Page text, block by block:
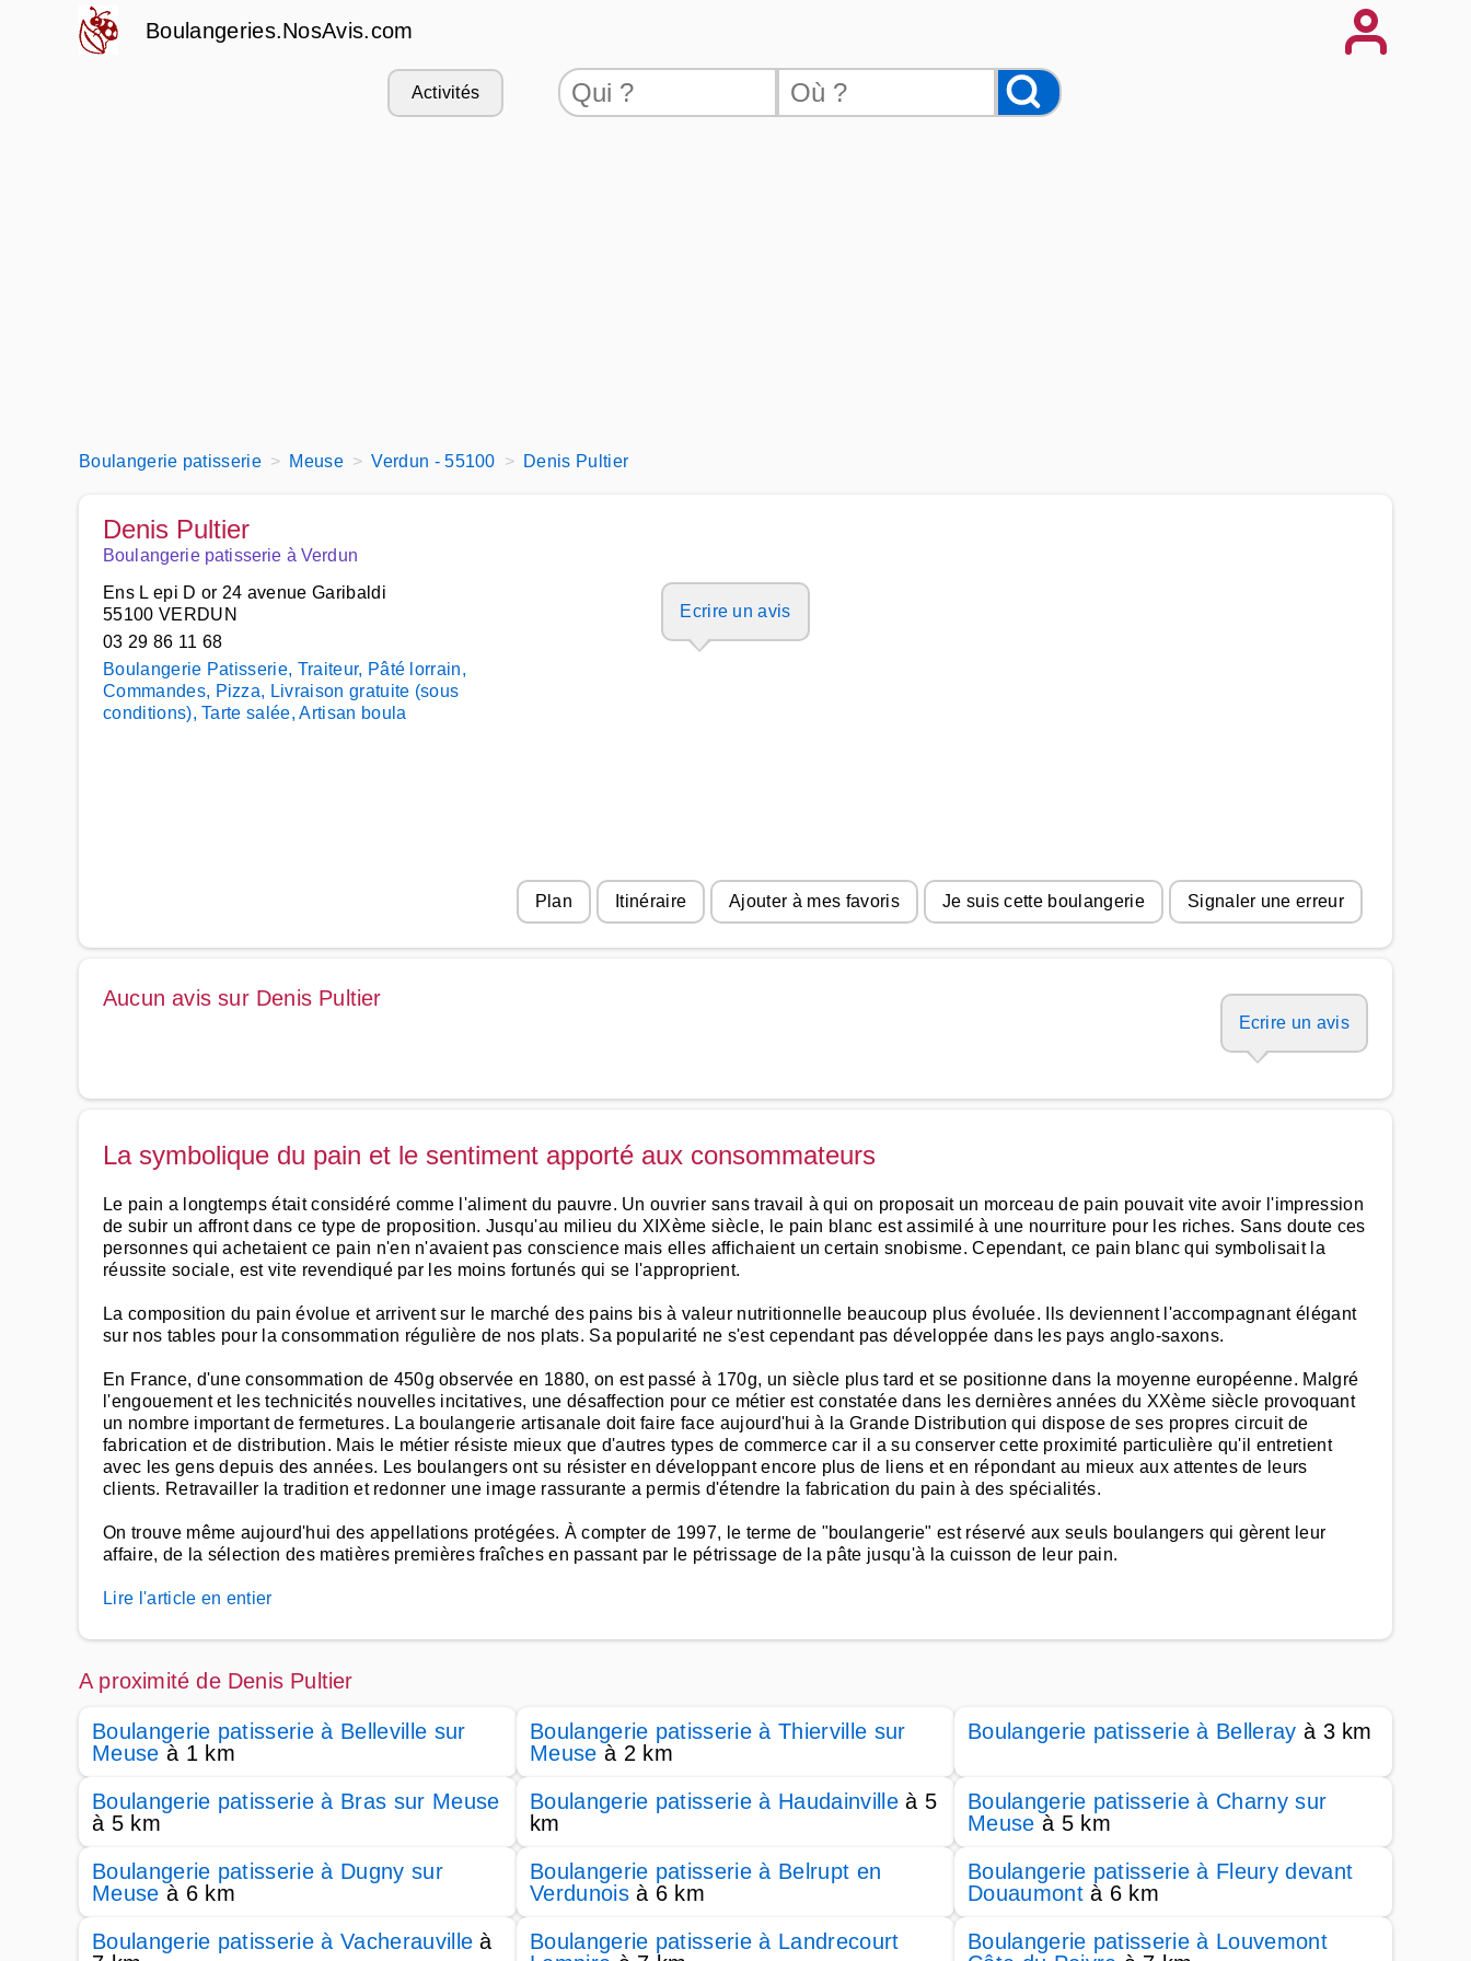
Boulangeries.NosAvis.com
Activités
Boulangerie patisserie Meuse Verdun - 55100 Denis Pultier
Denis Pultier
Boulangerie patisserie à Verdun
Ens L epi D or 24 avenue Garibaldi
55100 VERDUN
03 29 86 11 68
Boulangerie Patisserie, Traiteur, Pâté lorrain,
Commandes, Pizza, Livraison gratuite (sous
conditions), Tarte salée, Artisan boula
Ecrire un avis
Plan Itinéraire Ajouter à mes favoris Je suis cette boulangerie Signaler une erreur
Aucun avis sur Denis Pultier
Ecrire un avis
La symbolique du pain et le sentiment apporté aux consommateurs
Le pain a longtemps était considéré comme l'aliment du pauvre. Un ouvrier sans travail à qui on proposait un morceau de pain pouvait vite avoir l'impression
de subir un affront dans ce type de proposition. Jusqu'au milieu du XIXème siècle, le pain blanc est assimilé à une nourriture pour les riches. Sans doute ces
personnes qui achetaient ce pain n'en n'avaient pas conscience mais elles affichaient un certain snobisme. Cependant, ce pain blanc qui symbolisait la
réussite sociale, est vite revendiqué par les moins fortunés qui se l'approprient.
La composition du pain évolue et arrivent sur le marché des pains bis à valeur nutritionnelle beaucoup plus évoluée. Ils deviennent l'accompagnant élégant
sur nos tables pour la consommation régulière de nos plats. Sa popularité ne s'est cependant pas développée dans les pays anglo-saxons.
En France, d'une consommation de 450g observée en 1880, on est passé à 170g, un siècle plus tard et se positionne dans la moyenne européenne. Malgré
l'engouement et les technicités nouvelles incitatives, une désaffection pour ce métier est constatée dans les dernières années du XXème siècle provoquant
un nombre important de fermetures. La boulangerie artisanale doit faire face aujourd'hui à la Grande Distribution qui dispose de ses propres circuit de
fabrication et de distribution. Mais le métier résiste mieux que d'autres types de commerce car il a su conserver cette proximité particulière qu'il entretient
avec les gens depuis des années. Les boulangers ont su résister en développant encore plus de liens et en répondant au mieux aux attentes de leurs
clients. Retravailler la tradition et redonner une image rassurante a permis d'étendre la fabrication du pain à des spécialités.
On trouve même aujourd'hui des appellations protégées. À compter de 1997, le terme de "boulangerie" est réservé aux seuls boulangers qui gèrent leur
affaire, de la sélection des matières premières fraîches en passant par le pétrissage de la pâte jusqu'à la cuisson de leur pain.
Lire l'article en entier
A proximité de Denis Pultier
Boulangerie patisserie à Belleville sur
Meuse à 1 km
Boulangerie patisserie à Thierville sur
Meuse à 2 km
Boulangerie patisserie à Belleray à 3 km
Boulangerie patisserie à Bras sur Meuse
à 5 km
Boulangerie patisserie à Haudainvilleà 5
km
Boulangerie patisserie à Charny sur
Meuse à 5 km
Boulangerie patisserie à Dugny sur
Meuse à 6 km
Boulangerie patisserie à Belrupt en
Verdunoisà 6 km
Boulangerie patisserie à Fleury devant
Douaumontà 6 km
Boulangerie patisserie à Vacherauville à
Boulangerie patisserie à Landrecourt
Boulangerie patisserie à Louvemont